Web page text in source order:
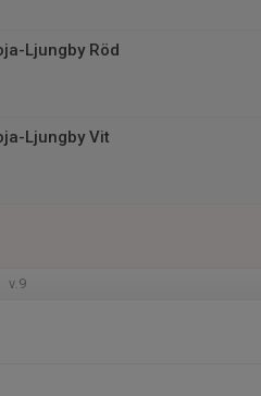
Ljungby Röd
Ljungby Vit
v.9